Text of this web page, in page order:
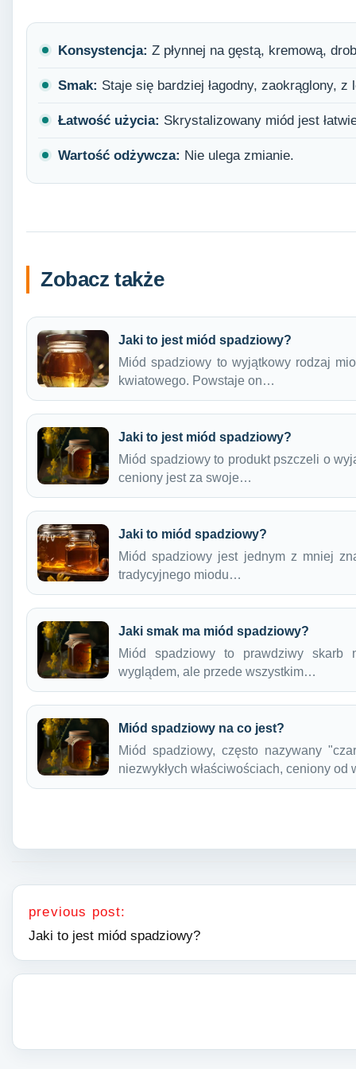
Konsystencja: Z płynnej na gęstą, kremową,
Smak: Staje się bardziej łagodny, zaokrąglony,
Łatwość użycia: Skrystalizowany miód jest
Wartość odżywcza: Nie ulega zmianie.
Zobacz także
Jaki to jest miód spadziowy?
Miód spadziowy to wyjątkowy rodzaj
kwiatowego. Powstaje on…
Jaki to jest miód spadziowy?
Miód spadziowy to produkt pszczeli o
ceniony jest za swoje…
Jaki to miód spadziowy?
Miód spadziowy jest jednym z mniej
tradycyjnego miodu…
Jaki smak ma miód spadziowy?
Miód spadziowy to prawdziwy skarb
wyglądem, ale przede wszystkim…
Miód spadziowy na co jest?
Miód spadziowy, często nazywany
niezwykłych właściwościach, ceniony
Nawigacja wpisu
previous post:
Jaki to jest miód spadziowy?